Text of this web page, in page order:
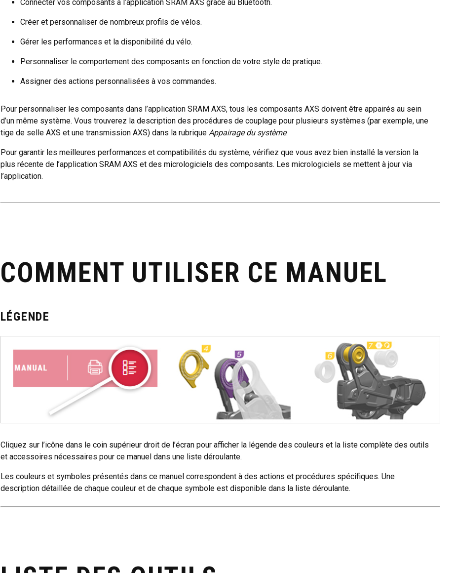
Connecter vos composants à l’application SRAM AXS grâce au Bluetooth.
Créer et personnaliser de nombreux profils de vélos.
Gérer les performances et la disponibilité du vélo.
Personnaliser le comportement des composants en fonction de votre style de pratique.
Assigner des actions personnalisées à vos commandes.
Pour personnaliser les composants dans l’application SRAM AXS, tous les composants AXS doivent être appairés au sein
d’un même système. Vous trouverez la description des procédures de couplage pour plusieurs systèmes (par exemple, une
tige de selle AXS et une transmission AXS) dans la rubrique Appairage du système.
Pour garantir les meilleures performances et compatibilités du système, vérifiez que vous avez bien installé la version la
plus récente de l’application SRAM AXS et des micrologiciels des composants. Les micrologiciels se mettent à jour via
l’application.
COMMENT UTILISER CE MANUEL
LÉGENDE
Cliquez sur l’icône dans le coin supérieur droit de l’écran pour afficher la légende des couleurs et la liste complète des outils
et accessoires nécessaires pour ce manuel dans une liste déroulante.
Les couleurs et symboles présentés dans ce manuel correspondent à des actions et procédures spécifiques. Une
description détaillée de chaque couleur et de chaque symbole est disponible dans la liste déroulante.